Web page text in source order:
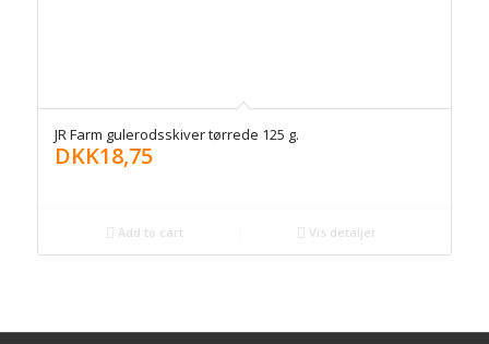
JR Farm gulerodsskiver tørrede 125 g.
DKK18,75
Add to cart Vis detaljer